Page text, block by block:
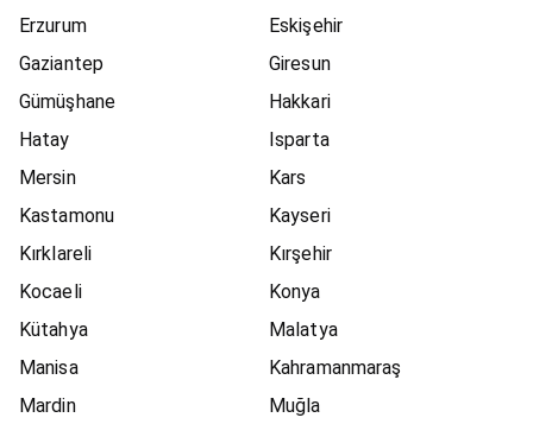
Erzurum
Eskişehir
Gaziantep
Giresun
Gümüşhane
Hakkari
Hatay
Isparta
Mersin
Kars
Kastamonu
Kayseri
Kırklareli
Kırşehir
Kocaeli
Konya
Kütahya
Malatya
Manisa
Kahramanmaraş
Mardin
Muğla